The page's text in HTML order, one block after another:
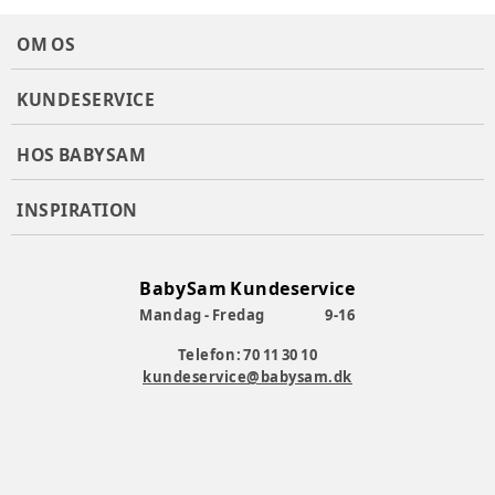
OM OS
KUNDESERVICE
HOS BABYSAM
INSPIRATION
BabySam Kundeservice
Mandag - Fredag
9-16
Telefon: 70 11 30 10
kundeservice@babysam.dk